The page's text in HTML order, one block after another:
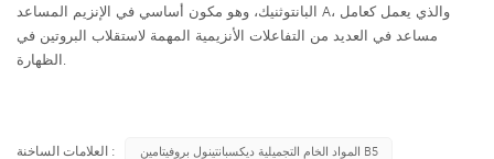
البانتوثنيك، وهو مكون أساسي في الإنزيم المساعد A، والذي يعمل كعامل
مساعد في العديد من التفاعلات الأنزيمية المهمة لاستقلاب البروتين في
الظهارة.
العلامات الساخنة :
المواد الخام التجميلية ديكسبانتينول بروفيتامين B5